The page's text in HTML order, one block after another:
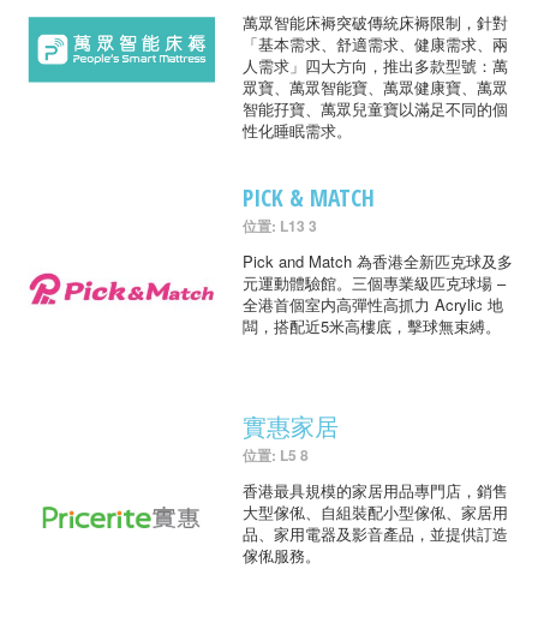
萬眾智能床褥突破傳統床褥限制，針對
「基本需求、舒適需求、健康需求、兩
人需求」四大方向，推出多款型號：萬
眾寶、萬眾智能寶、萬眾健康寶、萬眾
智能孖寶、萬眾兒童寶以滿足不同的個
性化睡眠需求。
PICK & MATCH
位置: L13 3
Pick and Match 為香港全新匹克球及多
元運動體驗館。三個專業級匹克球場 –
全港首個室内高彈性高抓力 Acrylic 地
闆，搭配近5米高樓底，擊球無束縛。
實惠家居
位置: L5 8
香港最具規模的家居用品專門店，銷售
大型傢俬、自組裝配小型傢俬、家居用
品、家用電器及影音產品，並提供訂造
傢俬服務。